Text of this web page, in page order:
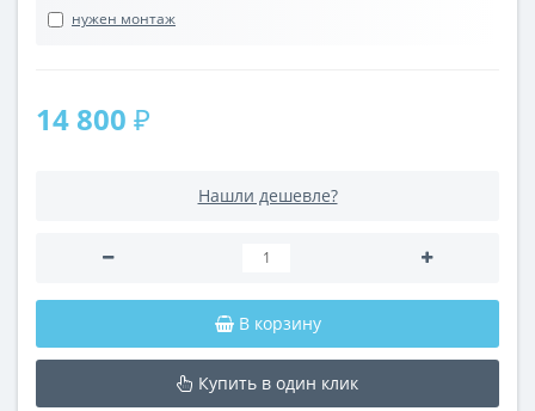
нужен монтаж
14 800 ₽
Нашли дешевле?
В корзину
Купить в один клик